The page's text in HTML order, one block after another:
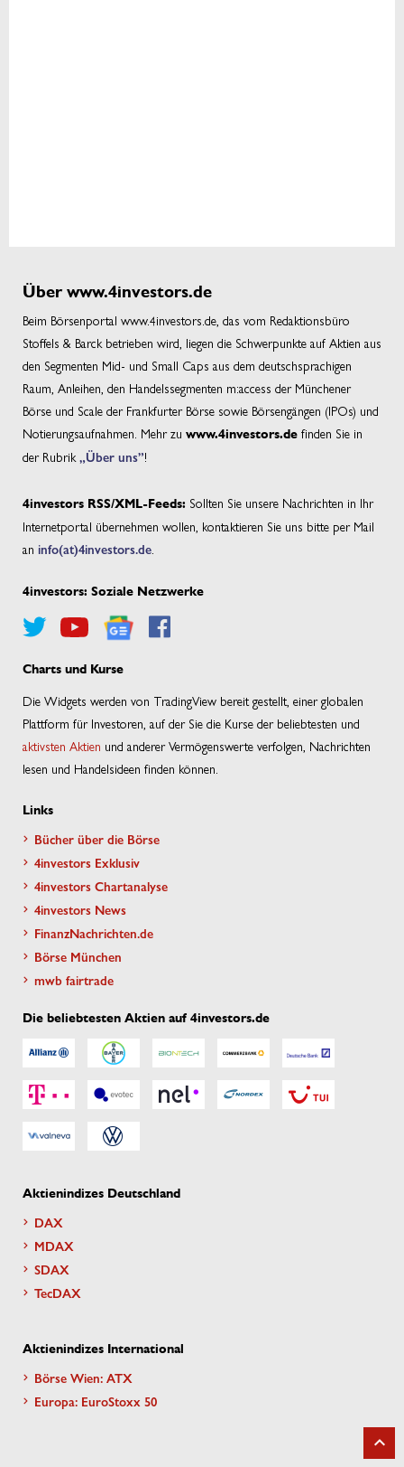
Über www.4investors.de
Beim Börsenportal www.4investors.de, das vom Redaktionsbüro
Stoffels & Barck betrieben wird, liegen die Schwerpunkte auf Aktien aus
den Segmenten Mid- und Small Caps aus dem deutschsprachigen
Raum, Anleihen, den Handelssegmenten m:access der Münchener
Börse und Scale der Frankfurter Börse sowie Börsengängen (IPOs) und
Notierungsaufnahmen. Mehr zu www.4investors.de finden Sie in
der Rubrik „Über uns”!
4investors RSS/XML-Feeds: Sollten Sie unsere Nachrichten in Ihr
Internetportal übernehmen wollen, kontaktieren Sie uns bitte per Mail
an info(at)4investors.de
4investors: Soziale Netzwerke
Charts und Kurse
Die Widgets werden von TradingView bereit gestellt, einer globalen
Plattform für Investoren, auf der Sie die Kurse der beliebtesten und
aktivsten Aktien und anderer Vermögenswerte verfolgen, Nachrichten
lesen und Handelsideen finden können.
Links
Bücher über die Börse
4investors Exklusiv
4investors Chartanalyse
4investors News
FinanzNachrichten.de
Börse München
mwb fairtrade
Die beliebtesten Aktien auf 4investors.de
Aktienindizes Deutschland
DAX
MDAX
SDAX
TecDAX
Aktienindizes International
Börse Wien: ATX
Europa: EuroStoxx 50